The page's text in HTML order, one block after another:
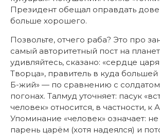
Президент обещал оправдать
больше хорошего.
Позвольте, отчего раба? Это про
самый авторитетный пост на
удивляйтесь, сказано: «сердце
Творца», правитель в куда большей
Б-жий» — по сравнению с солдатом
погонах. Талмуд уточняет: пасук
человек» относится, в частности, к
Упоминание «человек» означает: не
парень царём (хотя надеялся) и